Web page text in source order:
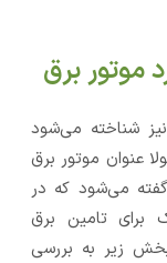
موتور برق
نیز شناخته می‌شود
عنوان موتور برق
گفته می‌شود که در
تامین برق
بخش زیر به بررسی